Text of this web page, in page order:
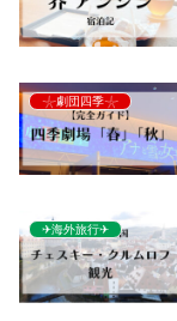
𓇼劇団四季𓇼
✈︎海外旅行✈︎